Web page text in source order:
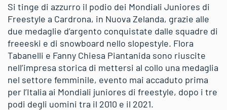
Si tinge di azzurro il podio dei Mondiali Juniores di
Freestyle a Cardrona, in Nuova Zelanda, grazie alle
due medaglie d’argento conquistate dalle squadre di
freeeski e di snowboard nello slopestyle. Flora
Tabanelli e Fanny Chiesa Piantanida sono riuscite
nell’impresa storica di mettersi al collo una medaglia
nel settore femminile, evento mai accaduto prima
per l’Italia ai Mondiali juniores di freestyle, dopo i tre
podi degli uomini tra il 2010 e il 2021.